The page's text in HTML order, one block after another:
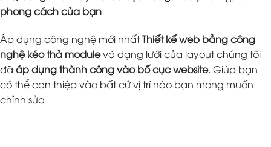
phong cách của bạn
Áp dụng công nghệ mới nhấtThiết kế web bằng công
nghệ kéo thả modulevà dạng lưới của layout chúng tôi
đã áp dụng thành công vào bố cục website. Giúp bạn
có thể can thiệp vào bất cứ vị trí nào bạn mong muốn
chỉnh sửa